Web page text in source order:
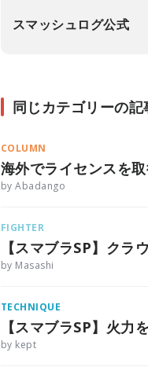
スマッシュログ公式
同じカテゴリーの記
COLUMN
海外でライセンスを
by Abadango
FIGHTER
【スマブラSP】クラ
by Masashi
TECHNIQUE
【スマブラSP】火力
by kept